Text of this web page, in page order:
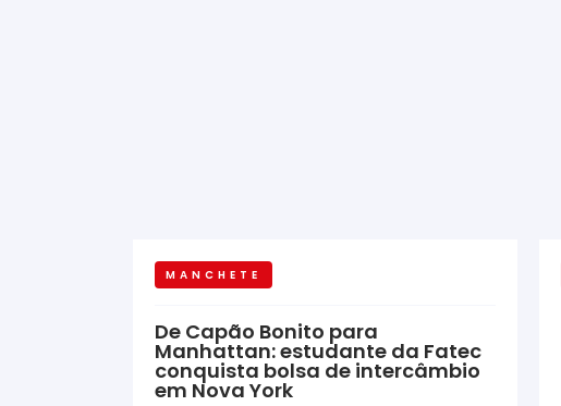
MANCHETE
De Capão Bonito para
Manhattan: estudante da Fatec
conquista bolsa de intercâmbio
em Nova York